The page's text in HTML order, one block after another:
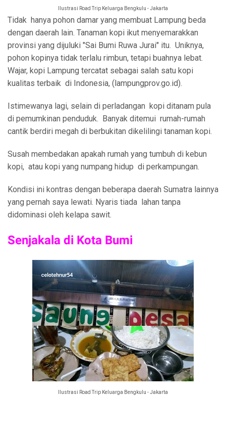
Ilustrasi Road Trip Keluarga Bengkulu - Jakarta
Tidak hanya pohon damar yang membuat Lampung beda
dengan daerah lain. Tanaman kopi ikut menyemarakkan
provinsi yang dijuluki "Sai Bumi Ruwa Jurai" itu. Uniknya,
pohon kopinya tidak terlalu rimbun, tetapi buahnya lebat.
Wajar, kopi Lampung tercatat sebagai salah satu kopi
kualitas terbaik di Indonesia, (lampungprov.go.id).
Istimewanya lagi, selain di perladangan kopi ditanam pula
di pemumkinan penduduk. Banyak ditemui rumah-rumah
cantik berdiri megah di berbukitan dikelilingi tanaman kopi.
Susah membedakan apakah rumah yang tumbuh di kebun
kopi, atau kopi yang numpang hidup di perkampungan.
Kondisi ini kontras dengan beberapa daerah Sumatra lainnya
yang pernah saya lewati. Nyaris tiada lahan tanpa
didominasi oleh kelapa sawit.
Senjakala di Kota Bumi
Ilustrasi Road Trip Keluarga Bengkulu - Jakarta